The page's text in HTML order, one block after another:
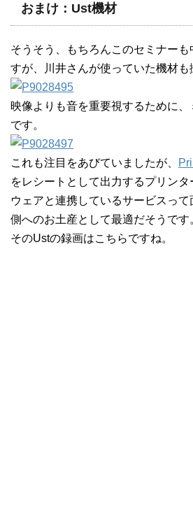
おまけ：Ust機材
そうそう、もちろんこのセミナー
すが、川井さんが使っていた機材も
映像よりも音を重要視するために
です。
これも注目をあびていましたが、
をレシートとして出力するプリン
ウェアと連携しているサービスっ
側へのお土産として最適だそうです
そのUstの録画はこちらですね。